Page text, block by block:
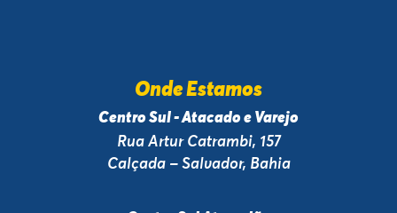
Onde Estamos
Centro Sul - Atacado e Varejo
Rua Artur Catrambi, 157
Calçada – Salvador, Bahia